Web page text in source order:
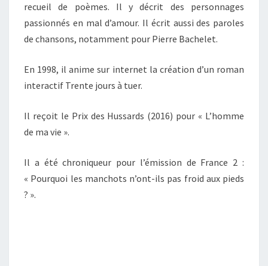
recueil de poèmes. Il y décrit des personnages
passionnés en mal d’amour. Il écrit aussi des paroles
de chansons, notamment pour Pierre Bachelet.
En 1998, il anime sur internet la création d’un roman
interactif Trente jours à tuer.
Il reçoit le Prix des Hussards (2016) pour « L’homme
de ma vie ».
Il a été chroniqueur pour l’émission de France 2 :
« Pourquoi les manchots n’ont-ils pas froid aux pieds
? ».